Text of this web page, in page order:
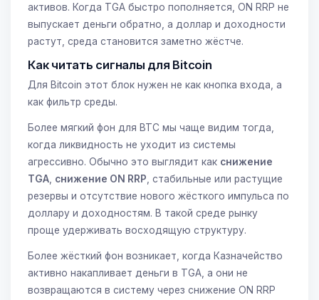
активов. Когда TGA быстро пополняется, ON RRP не
выпускает деньги обратно, а доллар и доходности
растут, среда становится заметно жёстче.
Как читать сигналы для Bitcoin
Для Bitcoin этот блок нужен не как кнопка входа, а
как фильтр среды.
Более мягкий фон для BTC мы чаще видим тогда,
когда ликвидность не уходит из системы
агрессивно. Обычно это выглядит как снижение
TGA снижение ON RRP , стабильные или растущие
резервы и отсутствие нового жёсткого импульса по
доллару и доходностям. В такой среде рынку
проще удерживать восходящую структуру.
Более жёсткий фон возникает, когда Казначейство
активно накапливает деньги в TGA, а они не
возвращаются в систему через снижение ON RRP